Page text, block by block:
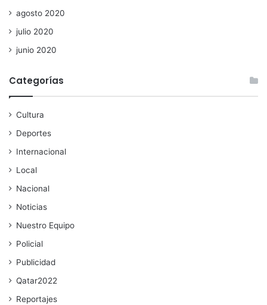
agosto 2020
julio 2020
junio 2020
Categorías
Cultura
Deportes
Internacional
Local
Nacional
Noticias
Nuestro Equipo
Policial
Publicidad
Qatar2022
Reportajes